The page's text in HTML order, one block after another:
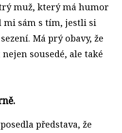
muž, který má humor
mi sám s tím, jestli si
Má prý obavy, že
sousedé, ale také
představa, že